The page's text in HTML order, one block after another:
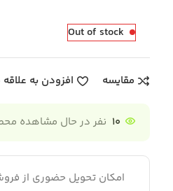
Out of stock
مقایسه افزودن به
10 نفر در حال مشاهده
امکان تحویل حضوری از